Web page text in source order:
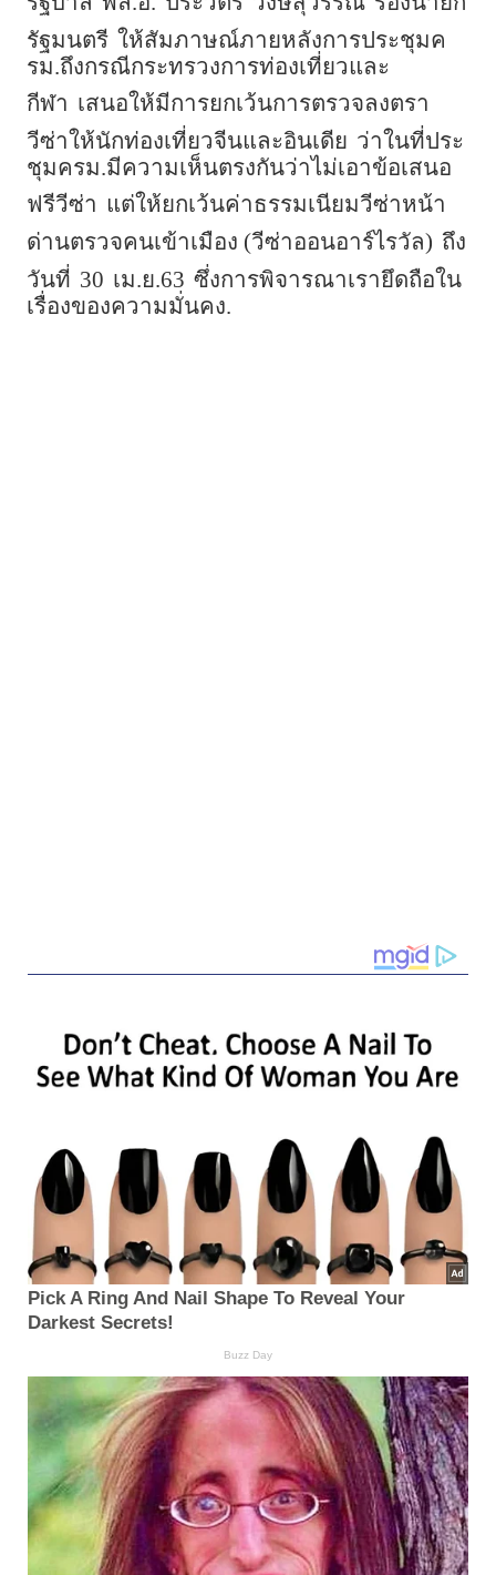
รัฐมนตรี ให้สัมภาษณ์ภายหลังการประชุมค
รม.ถึงกรณีกระทรวงการท่องเที่ยวและ
กีฬา เสนอให้มีการยกเว้นการตรวจลงตรา
วีซ่าให้นักท่องเที่ยวจีนและอินเดีย ว่าในที่ประ
ชุมครม.มีความเห็นตรงกันว่าไม่เอาข้อเสนอ
ฟรีวีซ่า แต่ให้ยกเว้นค่าธรรมเนียมวีซ่าหน้า
ด่านตรวจคนเข้าเมือง (วีซ่าออนอาร์ไรวัล) ถึง
วันที่ 30 เม.ย.63 ซึ่งการพิจารณาเรายึดถือใน
เรื่องของความมั่นคง.